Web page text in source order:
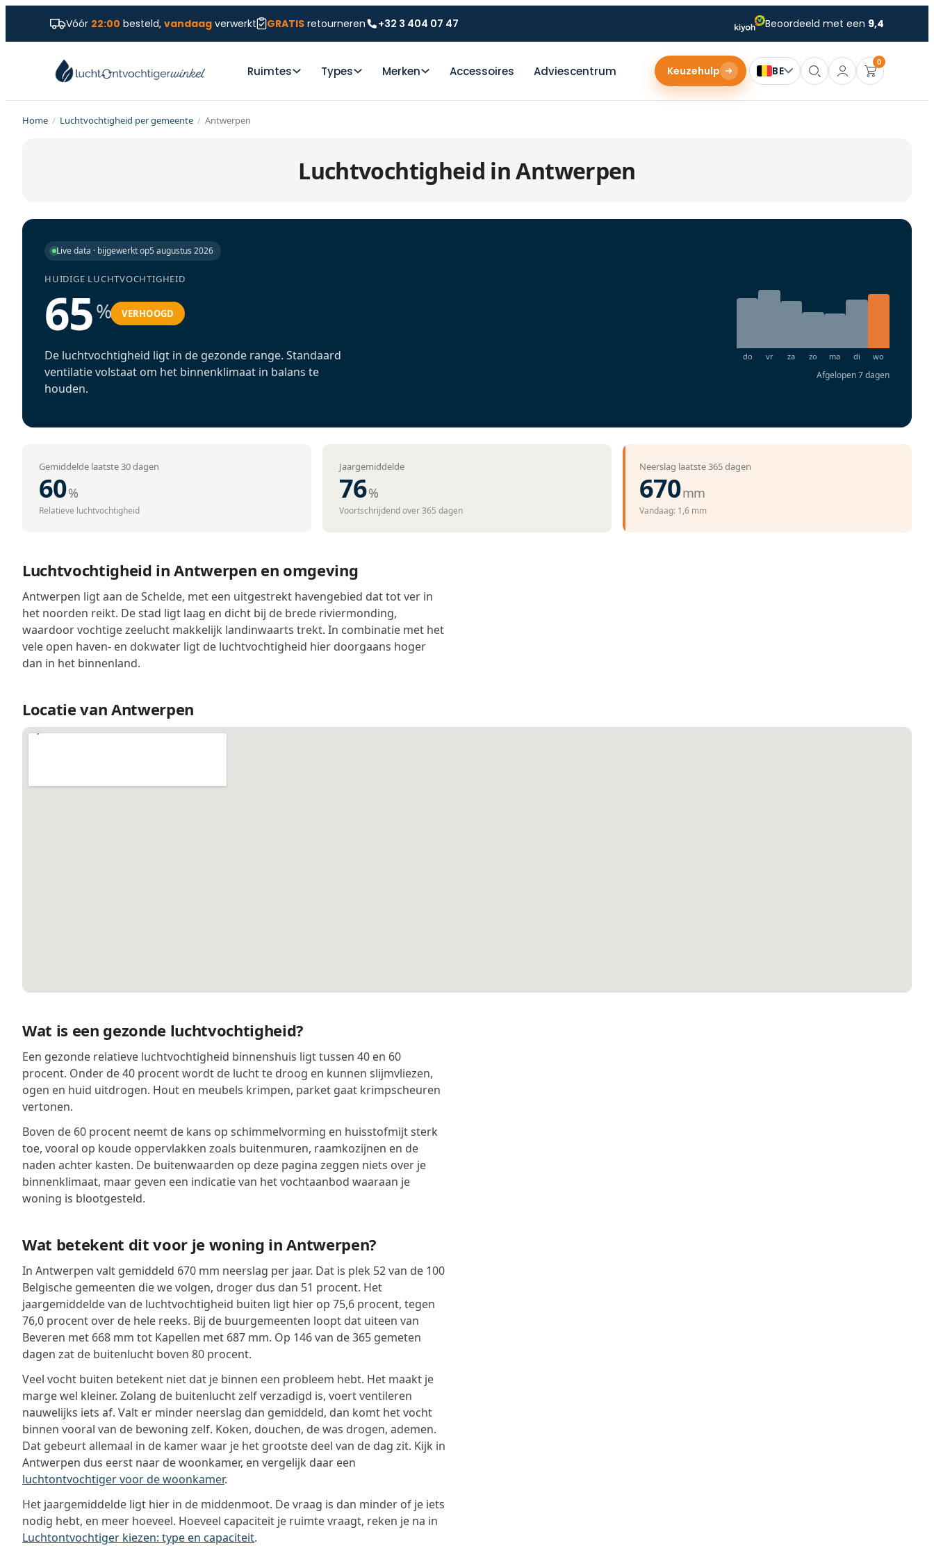
Vóór 22:00 besteld, vandaagverwerkt GRATISretourneren +32 3 404 07 47 Beoordeeld met een 9,4
Ruimtes Types Merken Accessoires Adviescentrum Keuzehulp BE
0
Home / Luchtvochtigheid per gemeente / Antwerpen
Luchtvochtigheid in Antwerpen
Live data · bijgewerkt op5 augustus 2026
HUIDIGE LUCHTVOCHTIGHEID
65% VERHOOGD
De luchtvochtigheid ligt in de gezonde range. Standaard
ventilatie volstaat om het binnenklimaat in balans te
houden.
Afgelopen 7 dagen
Gemiddelde laatste 30 dagen
60%
Relatieve luchtvochtigheid
Jaargemiddelde
76%
Voortschrijdend over 365 dagen
Neerslag laatste 365 dagen
670mm
Vandaag: 1,6 mm
Luchtvochtigheid in Antwerpen en omgeving
Antwerpen ligt aan de Schelde, met een uitgestrekt havengebied dat tot ver in
het noorden reikt. De stad ligt laag en dicht bij de brede riviermonding,
waardoor vochtige zeelucht makkelijk landinwaarts trekt. In combinatie met het
vele open haven- en dokwater ligt de luchtvochtigheid hier doorgaans hoger
dan in het binnenland.
Locatie van Antwerpen
Wat is een gezonde luchtvochtigheid?
Een gezonde relatieve luchtvochtigheid binnenshuis ligt tussen 40 en 60
procent. Onder de 40 procent wordt de lucht te droog en kunnen slijmvliezen,
ogen en huid uitdrogen. Hout en meubels krimpen, parket gaat krimpscheuren
vertonen.
Boven de 60 procent neemt de kans op schimmelvorming en huisstofmijt sterk
toe, vooral op koude oppervlakken zoals buitenmuren, raamkozijnen en de
naden achter kasten. De buitenwaarden op deze pagina zeggen niets over je
binnenklimaat, maar geven een indicatie van het vochtaanbod waaraan je
woning is blootgesteld.
Wat betekent dit voor je woning in Antwerpen?
In Antwerpen valt gemiddeld 670 mm neerslag per jaar. Dat is plek 52 van de 100
Belgische gemeenten die we volgen, droger dus dan 51 procent. Het
jaargemiddelde van de luchtvochtigheid buiten ligt hier op 75,6 procent, tegen
76,0 procent over de hele reeks. Bij de buurgemeenten loopt dat uiteen van
Beveren met 668 mm tot Kapellen met 687 mm. Op 146 van de 365 gemeten
dagen zat de buitenlucht boven 80 procent.
Veel vocht buiten betekent niet dat je binnen een probleem hebt. Het maakt je
marge wel kleiner. Zolang de buitenlucht zelf verzadigd is, voert ventileren
nauwelijks iets af. Valt er minder neerslag dan gemiddeld, dan komt het vocht
binnen vooral van de bewoning zelf. Koken, douchen, de was drogen, ademen.
Dat gebeurt allemaal in de kamer waar je het grootste deel van de dag zit. Kijk in
Antwerpen dus eerst naar de woonkamer, en vergelijk daar een
luchtontvochtiger voor de woonkamer.
Het jaargemiddelde ligt hier in de middenmoot. De vraag is dan minder of je iets
nodig hebt, en meer hoeveel. Hoeveel capaciteit je ruimte vraagt, reken je na in
Luchtontvochtiger kiezen: type en capaciteit.